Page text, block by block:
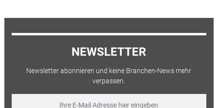
NEWSLETTER
Newsletter abonnieren und keine Branchen-News mehr
verpassen.